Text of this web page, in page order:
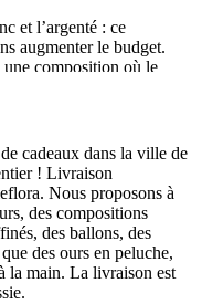
et l’argenté : ce
augmenter le budget.
une composition où le
ici, vous pouvez
livraison à Minsk et
payez par carte,
surprenez.
bleu selon
cadeaux dans la ville de
! Livraison
Nous proposons à
des compositions
des ballons, des
des ours en peluche,
la main. La livraison est